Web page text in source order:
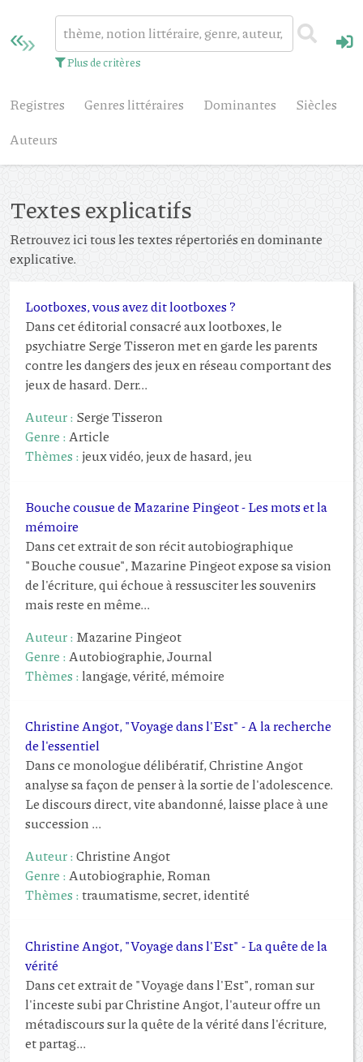
Plus de critères
Registres Genres littéraires Dominantes
Siècles
Auteurs
Textes explicatifs
Retrouvez ici tous les textes répertoriés en dominante
explicative.
Lootboxes, vous avez dit lootboxes ?
Dans cet éditorial consacré aux lootboxes, le
psychiatre Serge Tisseron met en garde les parents
contre les dangers des jeux en réseau comportant des
jeux de hasard. Derr...
Auteur : Serge Tisseron
Genre :Article
Thèmes : jeux vidéo, jeux de hasard, jeu
Bouche cousue de Mazarine Pingeot - Les mots et la
mémoire
Dans cet extrait de son récit autobiographique
"Bouche cousue", Mazarine Pingeot expose sa vision
de l'écriture, qui échoue à ressusciter les souvenirs
mais reste en même...
Auteur : Mazarine Pingeot
Genre :Autobiographie, Journal
Thèmes :langage, vérité, mémoire
Christine Angot, "Voyage dans l'Est" - A la recherche
de l'essentiel
Dans ce monologue délibératif, Christine Angot
analyse sa façon de penser à la sortie de l'adolescence.
Le discours direct, vite abandonné, laisse place à une
succession ...
Auteur :Christine Angot
Genre :Autobiographie, Roman
Thèmes :traumatisme, secret, identité
Christine Angot, "Voyage dans l'Est" - La quête de la
vérité
Dans cet extrait de "Voyage dans l'Est", roman sur
l'inceste subi par Christine Angot, l'auteur offre un
métadiscours sur la quête de la vérité dans l'écriture,
et partag...